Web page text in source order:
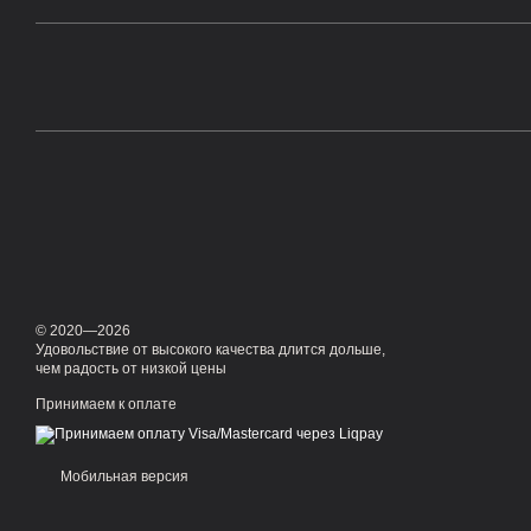
© 2020—2026
Удовольствие от высокого качества длится дольше,
чем радость от низкой цены
Принимаем к оплате
Мобильная версия